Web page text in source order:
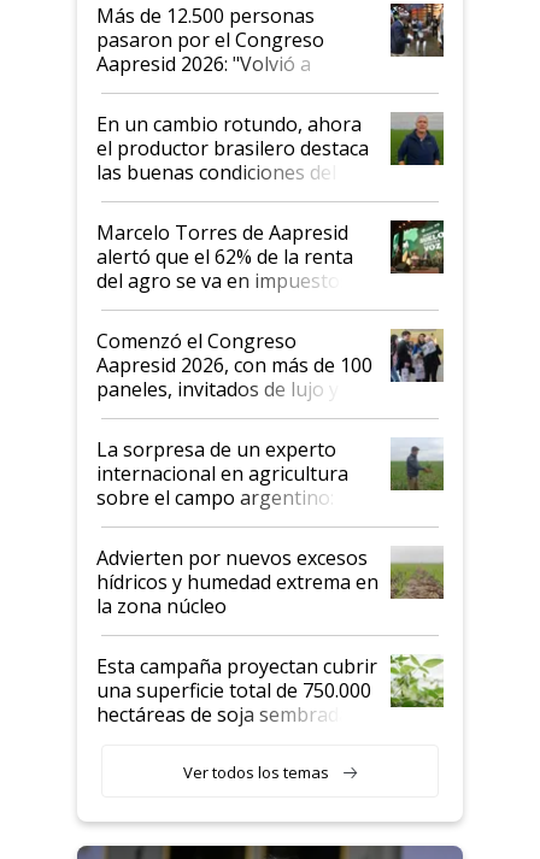
Más de 12.500 personas
pasaron por el Congreso
Aapresid 2026: "Volvió a
demostrar que hablar del
suelo es hablar de todo el
sistema productivo"
En un cambio rotundo, ahora
el productor brasilero destaca
las buenas condiciones del
agro argentino para invertir:
"Los veo más motivados"
Marcelo Torres de Aapresid
alertó que el 62% de la renta
del agro se va en impuestos:
"No es bueno que en
Argentina se sigan discutiendo
las mismas cosas de hace 50
años"
Comenzó el Congreso
Aapresid 2026, con más de 100
paneles, invitados de lujo y
todas las tendencias
La sorpresa de un experto
internacional en agricultura
sobre el campo argentino:
"Estoy muy impresionado"
Advierten por nuevos excesos
hídricos y humedad extrema en
la zona núcleo
Esta campaña proyectan cubrir
una superficie total de 750.000
hectáreas de soja sembradas
variedades que marcan un
salto tecnológico en genética y
Ver todos los temas